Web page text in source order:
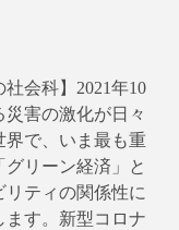
社会科】2021年10
害の激化が日々
で、いま最も重
リーン経済」と
ティの関係性に
す。新型コロナ